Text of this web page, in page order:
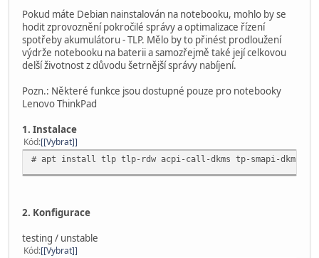
Pokud máte Debian nainstalován na notebooku, mohlo by se
hodit zprovoznění pokročilé správy a optimalizace řízení
spotřeby akumulátoru - TLP. Mělo by to přinést prodloužení
výdrže notebooku na baterii a samozřejmě také její celkovou
delší životnost z důvodu šetrnější správy nabíjení.
Pozn.: Některé funkce jsou dostupné pouze pro notebooky
Lenovo ThinkPad
1. Instalace
Kód [Vybrat]
# apt install tlp tlp-rdw acpi-call-dkms tp-smapi-dkms
2. Konfigurace
testing / unstable
Kód [Vybrat]